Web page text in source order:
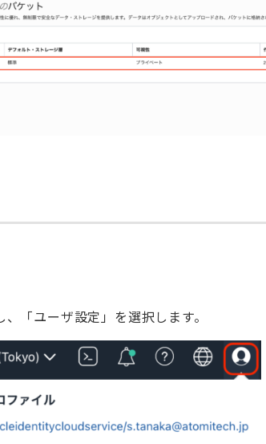
「ユーザ設定」を選択します。